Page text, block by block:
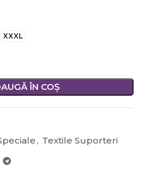
XXXL
ÎN COȘ
, Textile Suporteri